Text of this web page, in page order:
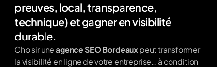
preuves, local, transparence,
technique) et gagner en visibilité
durable.
Choisir une agence SEO Bordeaux peut transformer
la visibilité en ligne de votre entreprise… à condition